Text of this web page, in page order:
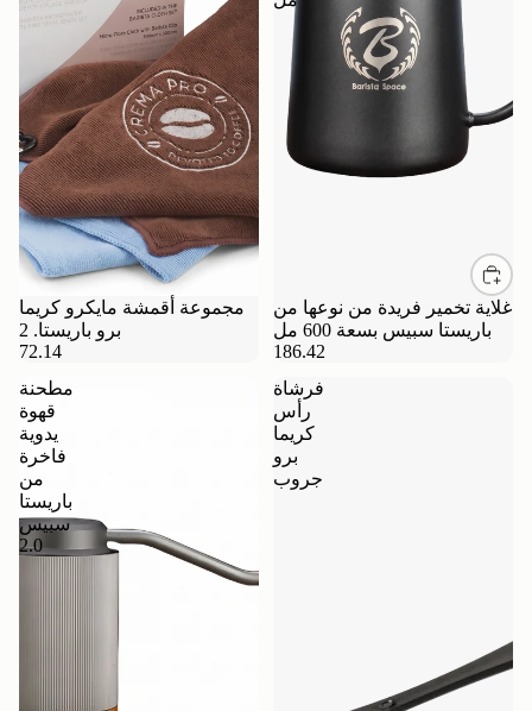
مجموعة أقمشة مايكرو كريما
برو باريستا. 2
72.14
غلاية تخمير فريدة من نوعها من
باريستا سبيس بسعة 600 مل
186.42
مطحنة
قهوة
يدوية
فاخرة
من
باريستا
سبيس
2.0
فرشاة
رأس
كريما
برو
جروب